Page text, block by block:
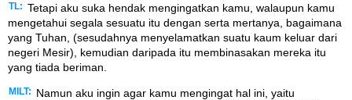
TL: Tetapi aku suka hendak mengingatkan kamu, walaupun kamu
mengetahui segala sesuatu itu dengan serta mertanya, bagaimana
yang Tuhan, (sesudahnya menyelamatkan suatu kaum keluar dari
negeri Mesir), kemudian daripada itu membinasakan mereka itu
yang tiada beriman.
MILT:
Namun aku ingin agar kamu mengingat hal ini, yaitu